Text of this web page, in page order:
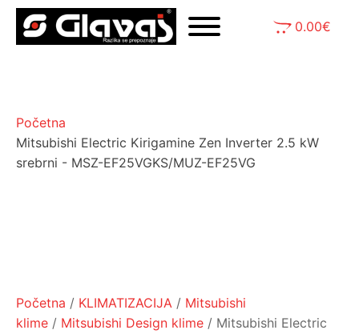
0.00€
Početna
Mitsubishi Electric Kirigamine Zen Inverter 2.5 kW
srebrni - MSZ-EF25VGKS/MUZ-EF25VG
Početna / KLIMATIZACIJA / Mitsubishi
klime / Mitsubishi Design klime / Mitsubishi Electric